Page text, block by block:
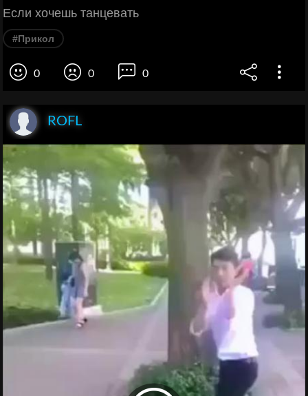
Если хочешь танцевать
#Прикол
0 0 0
ROFL